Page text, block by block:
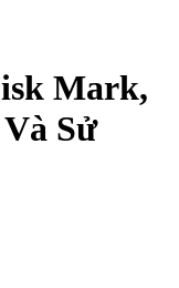
Mark,
Sử